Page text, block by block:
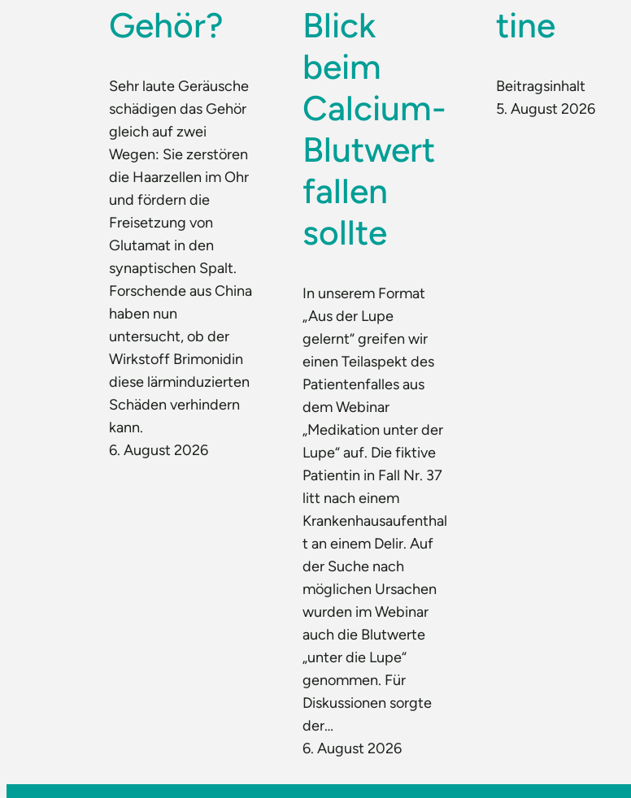
Gehör?
Sehr laute Geräusche
schädigen das Gehör
gleich auf zwei
Wegen: Sie zerstören
die Haarzellen im Ohr
und fördern die
Freisetzung von
Glutamat in den
synaptischen Spalt.
Forschende aus China
haben nun
untersucht, ob der
Wirkstoff Brimonidin
diese lärminduzierten
Schäden verhindern
kann.
6. August 2026
Blick
beim
Calcium-
Blutwert
fallen
sollte
In unserem Format
„Aus der Lupe
gelernt“ greifen wir
einen Teilaspekt des
Patientenfalles aus
dem Webinar
„Medikation unter der
Lupe“ auf. Die fiktive
Patientin in Fall Nr. 37
litt nach einem
Krankenhausaufenthal
t an einem Delir. Auf
der Suche nach
möglichen Ursachen
wurden im Webinar
auch die Blutwerte
„unter die Lupe“
genommen. Für
Diskussionen sorgte
der…
6. August 2026
tine
Beitragsinhalt
5. August 2026